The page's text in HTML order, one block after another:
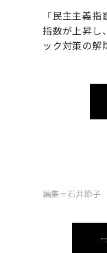
「民主主義
指数が上昇し
ック対策の解
編集＝石井節子